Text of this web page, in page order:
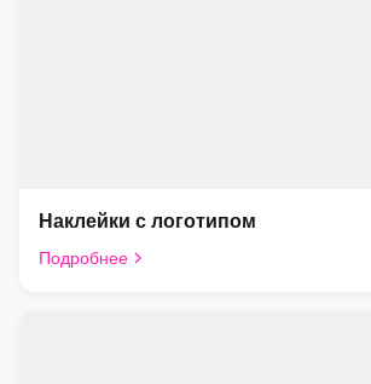
Наклейки с логотипом
Подробнее